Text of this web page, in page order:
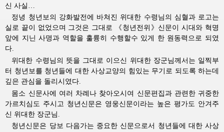
신 사실…
정녕 청년보의 강화발전에 바쳐진 위대한 수령님의
심혈과 로고는
실로 끝이 없었으며 그것은 그대로 《청년전위》신문이 시대와 혁명
앞에 지닌 사명과 역할을 훌륭히 수행할수 있게 한 원동력으로 되였
다.
위대한 수령님의 뜻을 그대로 이으신 위대한 장군님께서는 일찍부
터 청년보를 청년들에 대한 사상교양의 힘있는 무기로 되도록 하는데
깊은 관심을 돌리시였다.
몸소 신문사에 여러 차례나 찾아오시여 신문편집과 관련한 귀중한
가르치심도 주시고 청년신문은 영웅신문이라는 높은 평가도 안겨주
신 위대한 장군님
청년신문은 당보 다음가는 중요한 신문으로서 청년들에 대한 사상